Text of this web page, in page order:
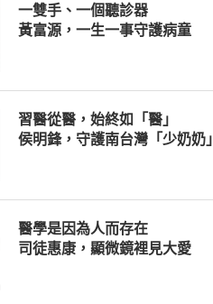
一雙手、一個聽診器
黃富源，一生一事守護病童
習醫從醫，始終如「醫」
侯明鋒，守護南台灣「少奶奶」
醫學是因為人而存在
司徒惠康，顯微鏡裡見大愛